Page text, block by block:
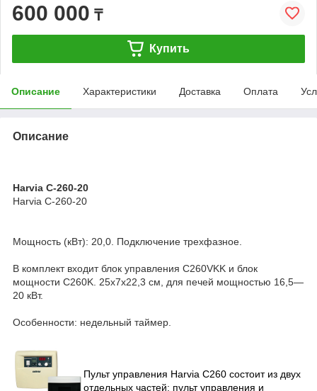
600 000 ₸
Купить
Описание Характеристики Доставка Оплата
Описание
Harvia С-260-20
Harvia С-260-20
Мощность (кВт): 20,0. Подключение трехфазное.
В комплект входит блок управления С260VKK и блок
мощности C260K. 25x7x22,3 см, для печей мощностью 16,5—
20 кВт.
Особенности: недельный таймер.
Пульт управления Harvia C260 состоит из двух
отдельных частей: пульт управления и